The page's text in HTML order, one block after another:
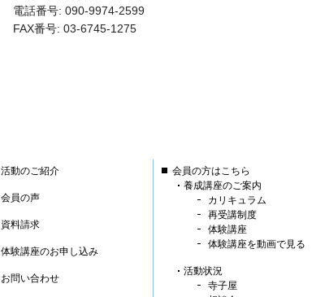
電話番号: 090-9974-2599
FAX番号: 03-6745-1275
活動のご紹介
会員の声
資料請求
体験講座のお申し込み
お問い合わせ
会員の方はこちら
養成講座のご案内
カリキュラム
再受講制度
体験講座
体験講座を動画で見る
活動状況
寺子屋